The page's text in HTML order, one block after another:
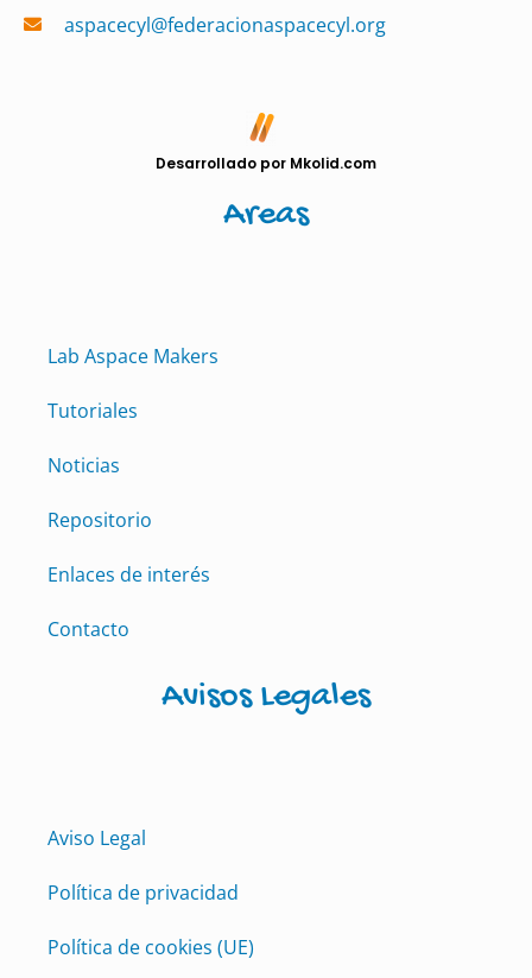
aspacecyl@federacionaspacecyl.org
Desarrollado por Mkolid.com
Areas
Lab Aspace Makers
Tutoriales
Noticias
Repositorio
Enlaces de interés
Contacto
Avisos Legales
Aviso Legal
Política de privacidad
Política de cookies (UE)